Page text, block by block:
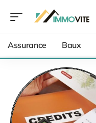
Assurance Baux